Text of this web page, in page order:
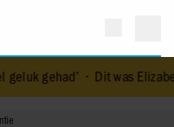
gehad’• Dit was